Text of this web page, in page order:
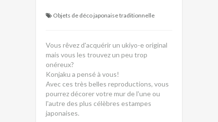
Objets de déco japonaise traditionnelle
Vous rêvez d'acquérir un ukiyo-e original
mais vous les trouvez un peu trop
onéreux?
Konjaku a pensé à vous!
Avec ces très belles reproductions, vous
pourrez décorer votre mur de l'une ou
l'autre des plus célèbres estampes
japonaises.